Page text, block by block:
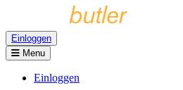
Einloggen
Menu
Einloggen